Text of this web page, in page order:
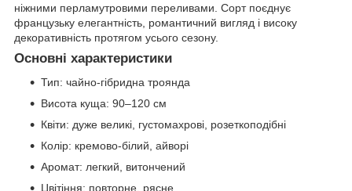
ніжними перламутровими переливами. Сорт поєднує
французьку елегантність, романтичний вигляд і високу
декоративність протягом усього сезону.
Основні характеристики
Тип: чайно-гібридна троянда
Висота куща: 90–120 см
Квіти: дуже великі, густомахрові, розеткоподібні
Колір: кремово-білий, айворі
Аромат: легкий, витончений
Цвітіння: повторне, рясне